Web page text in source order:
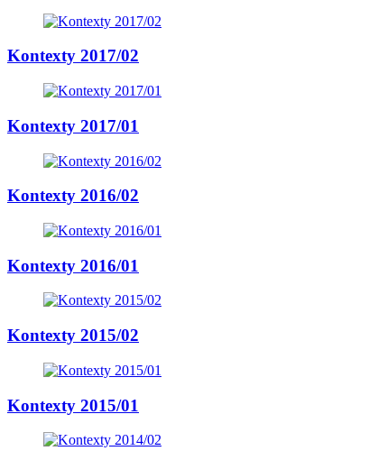
Kontexty 2017/02
Kontexty 2017/01
Kontexty 2016/02
Kontexty 2016/01
Kontexty 2015/02
Kontexty 2015/01